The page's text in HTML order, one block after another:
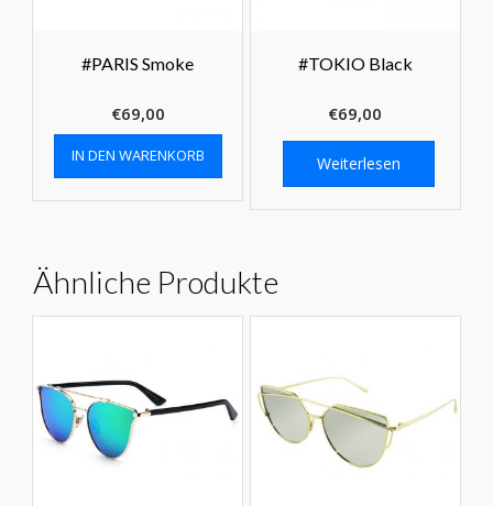
#PARIS Smoke
€69,00
IN DEN WARENKORB
#TOKIO Black
€69,00
Weiterlesen
Ähnliche Produkte